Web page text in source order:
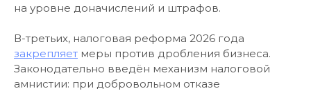
на уровне доначислений и штрафов.
В-третьих, налоговая реформа 2026 года
закрепляет меры против дробления бизнеса.
Законодательно введён механизм налоговой
амнистии: при добровольном отказе